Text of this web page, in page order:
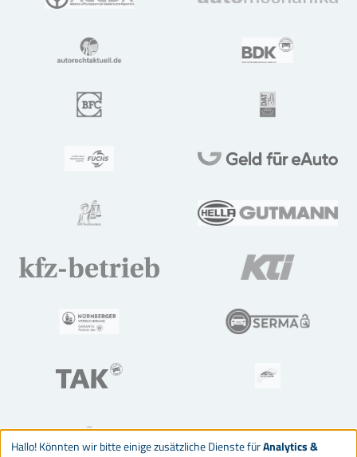
Hallo! Könnten wir bitte einige zusätzliche Dienste fürAnalytics &